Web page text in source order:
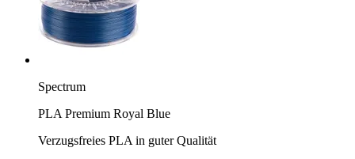
Spectrum
PLA Premium Royal Blue
Verzugsfreies PLA in guter Qualität